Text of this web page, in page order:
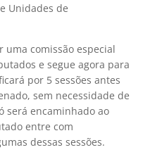
Unidades de
uma comissão especial
e segue agora para
por 5 sessões antes
sem necessidade de
será encaminhado ao
entre com
dessas sessões.